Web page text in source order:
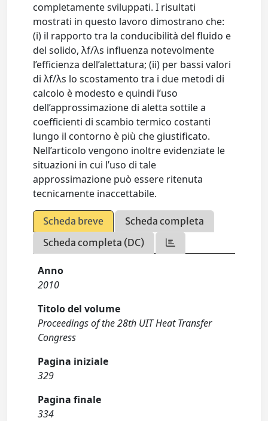
completamente sviluppati. I risultati
mostrati in questo lavoro dimostrano che:
(i) il rapporto tra la conducibilità del fluido e
del solido, λf/λs influenza notevolmente
l’efficienza dell’alettatura; (ii) per bassi valori
di λf/λs lo scostamento tra i due metodi di
calcolo è modesto e quindi l’uso
dell’approssimazione di aletta sottile a
coefficienti di scambio termico costanti
lungo il contorno è più che giustificato.
Nell’articolo vengono inoltre evidenziate le
situazioni in cui l’uso di tale
approssimazione può essere ritenuta
tecnicamente inaccettabile.
Scheda breve
Scheda completa
Scheda completa (DC)
Anno
2010
Titolo del volume
Proceedings of the 28th UIT Heat Transfer
Congress
Pagina iniziale
329
Pagina finale
334